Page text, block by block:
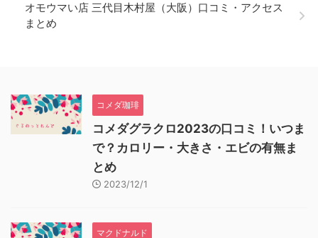
オモウマい店 三代目木村屋（大阪）口コミ・アクセス
まとめ
コメダ珈琲
コメダグラクロ2023の口コミ！いつま
で？カロリー・大きさ・エビの有無ま
とめ
2023/12/1
マクドナルド